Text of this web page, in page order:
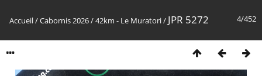
4/452
Accueil/Cabornis 2026/42km - Le Muratori/ JPR 5272